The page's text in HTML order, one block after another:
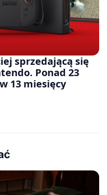
sprzedającą się
Ponad 23
13 miesięcy